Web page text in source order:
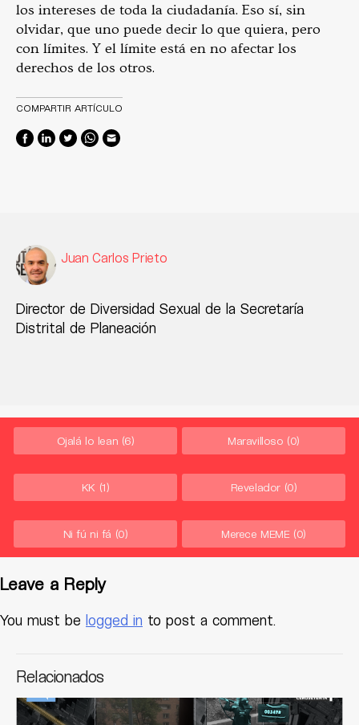
los intereses de toda la ciudadanía. Eso sí, sin
olvidar, que uno puede decir lo que quiera, pero
con límites. Y el límite está en no afectar los
derechos de los otros.
COMPARTIR ARTÍCULO
Juan Carlos Prieto
Director de Diversidad Sexual de la Secretaría
Distrital de Planeación
Ojalá lo lean (6) Maravilloso (0)
KK (1) Revelador (0)
Ni fú ni fá (0) Merece MEME (0)
Leave a Reply
You must be logged in to post a comment.
Relacionados